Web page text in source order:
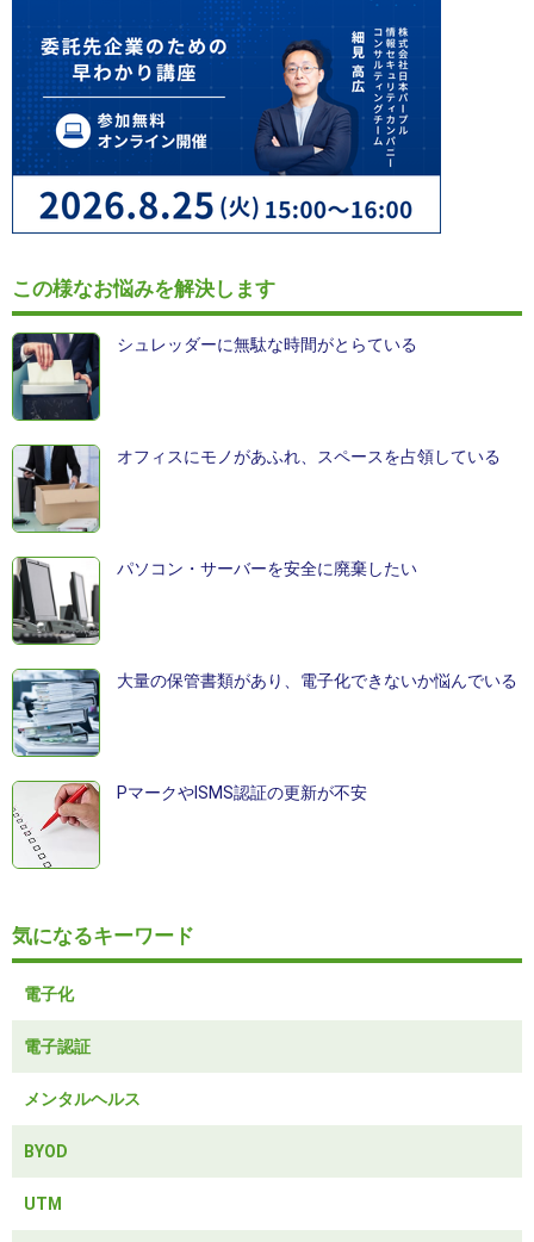
この様なお悩みを解決します
シュレッダーに無駄な時間がとらている
オフィスにモノがあふれ、スペースを占領している
パソコン・サーバーを安全に廃棄したい
大量の保管書類があり、電子化できないか悩んでいる
PマークやISMS認証の更新が不安
気になるキーワード
電子化
電子認証
メンタルヘルス
BYOD
UTM